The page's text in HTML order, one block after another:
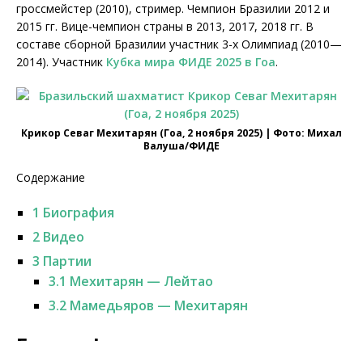
гроссмейстер (2010), стример. Чемпион Бразилии 2012 и
2015 гг. Вице-чемпион страны в 2013, 2017, 2018 гг. В
составе сборной Бразилии участник 3-х Олимпиад (2010—
2014). Участник Кубка мира ФИДЕ 2025 в Гоа.
Крикор Севаг Мехитарян (Гоа, 2 ноября 2025) | Фото: Михал
Валуша/ФИДЕ
Содержание
1 Биография
2 Видео
3 Партии
3.1 Мехитарян — Лейтао
3.2 Мамедьяров — Мехитарян